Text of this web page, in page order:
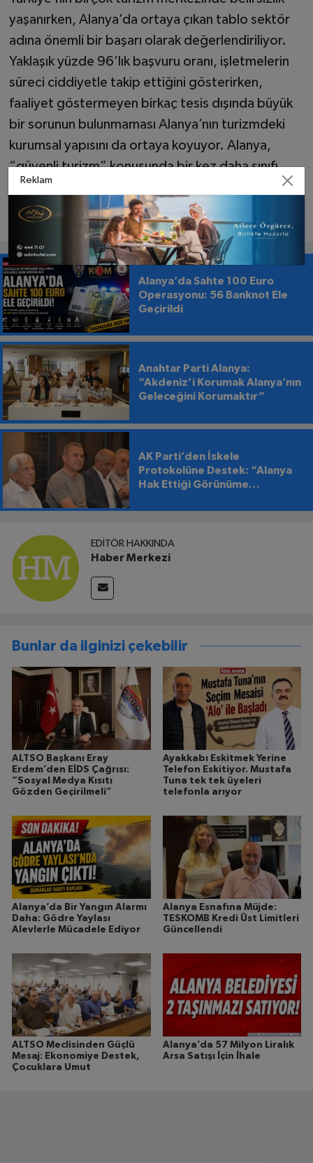
yaşanırken, Alanya’da ortaya çıkan tablo sektör
adına önemli bir başarı olarak değerlendiriliyor.
Yaklaşık yüzde 96’lık başvuru oranı, işletmelerin
süreci ciddiyetle takip ettiğini gösterirken,
faaliyet göstermeyen birkaç tesis dışında büyük
bir sorunun bulunmaması Alanya’nın turizmdeki
kurumsal yapısını da ortaya koyuyor. Alanya,
“güvenli turizm” konusunda bir kez daha sınıfı
geçmiş görünüyor.
Alanya’da Sahte 100 Euro
Operasyonu: 56 Banknot Ele
Geçirildi
Anahtar Parti Alanya:
“Akdeniz’i Korumak Alanya’nın
Geleceğini Korumaktır”
AK Parti’den İskele
Protokolüne Destek: “Alanya
Hak Ettiği Görünüme
EDITÖR HAKKINDA
Haber Merkezi
Bunlar da ilginizi çekebilir
ALTSO Başkanı Eray
Erdem’den EİDS Çağrısı:
“Sosyal Medya Kısıtı
Gözden Geçirilmeli”
Ayakkabı Eskitmek Yerine
Telefon Eskitiyor. Mustafa
Tuna tek tek üyeleri
telefonla arıyor
Alanya’da Bir Yangın Alarmı
Daha: Gödre Yaylası
Alevlerle Mücadele Ediyor
Alanya Esnafına Müjde:
TESKOMB Kredi Üst Limitleri
Güncellendi
ALTSO Meclisinden Güçlü
Mesaj: Ekonomiye Destek,
Çocuklara Umut
Alanya’da 57 Milyon Liralık
Arsa Satışı İçin İhale
Reklam